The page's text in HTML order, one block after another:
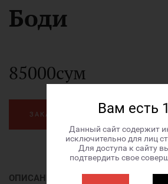
Боди
85000сум
ЗАКАЗАТЬ
ОПИСАНИЕ ТОВАРА
Вам есть
Данный сайт содержит
исключительно для лиц
Для доступа к сайту
подтвердить свое